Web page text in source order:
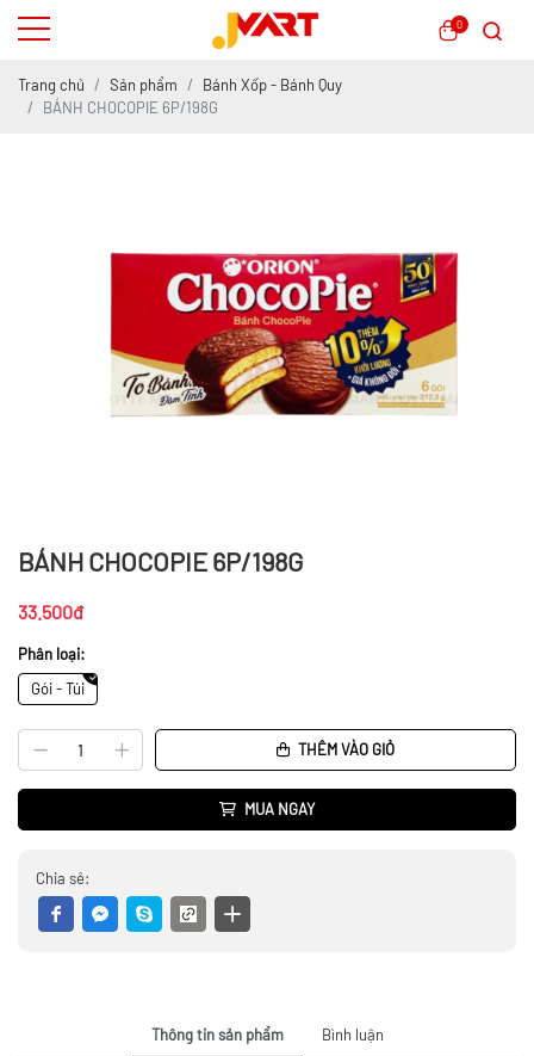
0
Trang chủ Sản phẩm
Bánh Xốp - Bánh Quy
BÁNH CHOCOPIE 6P/198G
BÁNH CHOCOPIE 6P/198G
33.500đ
Phân loại:
Gói - Túi
THÊM VÀO GIỎ
MUA NGAY
Chia sẻ:
Thông tin sản phẩm Bình luận